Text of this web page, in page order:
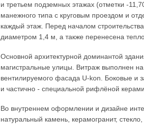
и третьем подземных этажах (отметки -
манежного типа с круговым проездом и
каждый этаж. Перед началом
диаметром 1,4 м, а также перенесена
Основной архитектурной доминантой
магистральные улицы. Витраж выполнен
вентилируемого фасада U-kon. Боковые и
и частично - специальной рифлёной
Во внутреннем оформлении и дизайне
натуральный камень, керамогранит,